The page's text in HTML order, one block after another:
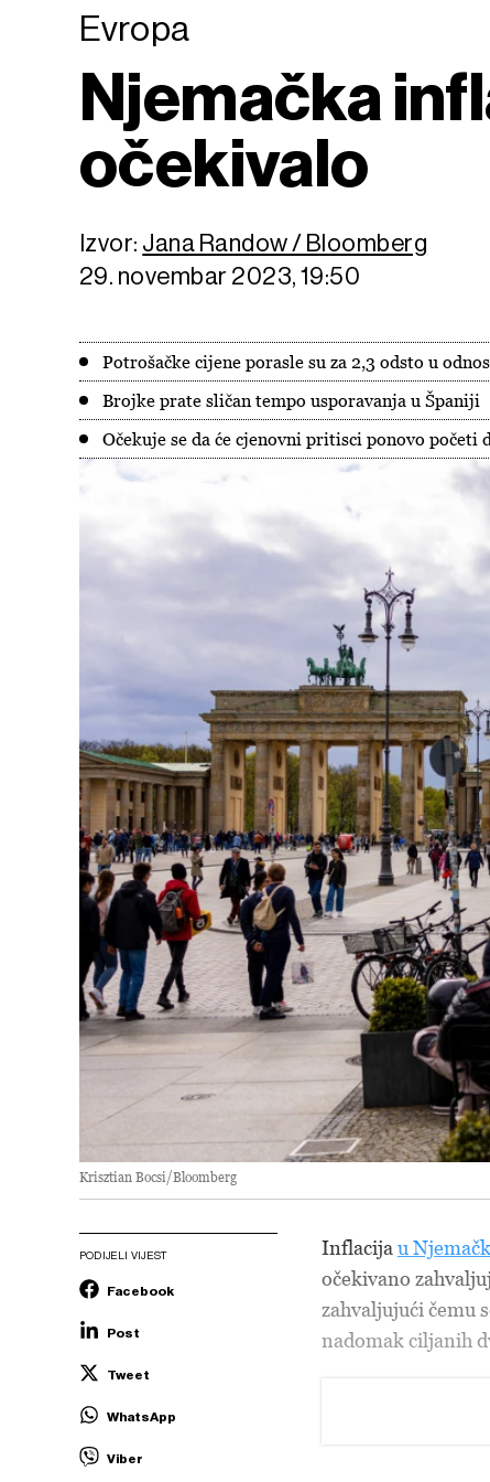
Evropa
Njemačka
očekivalo
Izvor: Jana Randow / Bloomberg
29. novembar 2023, 19:50
Potrošačke cijene porasle su za 2,3 odsto u
Brojke prate sličan tempo usporavanja u Španiji
Očekuje se da će cjenovni pritisci ponovo početi
Krisztian Bocsi/Bloomberg
PODIJELI VIJEST
Facebook
Post
Tweet
WhatsApp
Viber
Inflacija u
očekivano
zahvaljujući čemu
nadomak ciljanih